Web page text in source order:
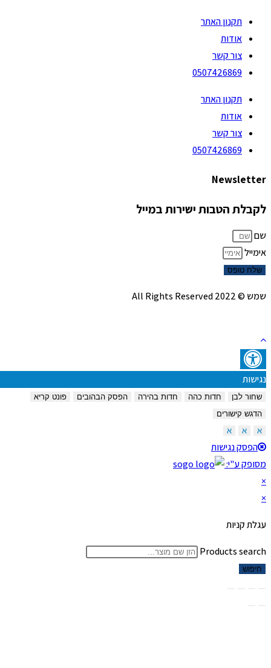
תקנון האתר
אודות
צור קשר
0507426869
תקנון האתר
אודות
צור קשר
0507426869
Newsletter
לקבלת הטבות ישירות במייל
שם
אימייל
שלח טופס
שמש © 2022 All Rights Reserved
נגישות
שחור לבן חדות כהה חדות בהירה הפסק הבהובים
פונט קריא
הדגש קישורים
הפסק נגישות
מסופק ע"י:
עגלת קניות
Products search
חיפוש